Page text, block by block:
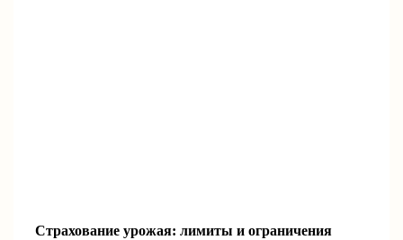
Страхование урожая: лимиты и ограничения